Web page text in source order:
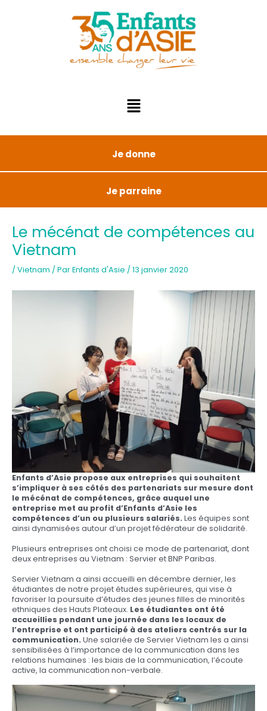
Je donne
Je parraine
Le mécénat de compétences au
Vietnam
/ Vietnam / ParEnfants d'Asie / 13 janvier 2020
Enfants d’Asie propose aux entreprises qui souhaitent
s’impliquer à ses côtés des partenariats sur mesure dont
le mécénat de compétences, grâce auquel une
entreprise met au profit d’Enfants d’Asie les
compétences d’un ou plusieurs salariés. Les équipes sont
ainsi dynamisées autour d’un projet fédérateur de solidarité.
Plusieurs entreprises ont choisi ce mode de partenariat, dont
deux entreprises au Vietnam : Servier et BNP Paribas.
Servier Vietnam a ainsi accueilli en décembre dernier, les
étudiantes de notre projet études supérieures, qui vise à
favoriser la poursuite d’études des jeunes filles de minorités
ethniques des Hauts Plateaux. Les étudiantes ont été
accueillies pendant une journée dans les locaux de
l’entreprise et ont participé à des ateliers centrés sur la
communication. Une salariée de Servier Vietnam les a ainsi
sensibilisées à l’importance de la communication dans les
relations humaines : les biais de la communication, l’écoute
active, la communication non-verbale.